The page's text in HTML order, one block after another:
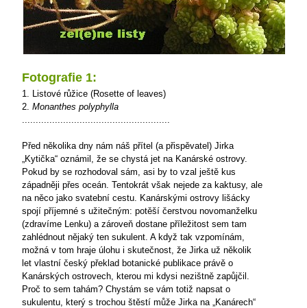
Fotografie 1:
1. Listové růžice (Rosette of leaves)
2. Monanthes polyphylla
......................................................
Před několika dny nám náš přítel (a přispěvatel) Jirka
„Kytička“ oznámil, že se chystá jet na Kanárské ostrovy.
Pokud by se rozhodoval sám, asi by to vzal ještě kus
západněji přes oceán. Tentokrát však nejede za kaktusy, ale
na něco jako svatební cestu. Kanárskými ostrovy lišácky
spojí příjemné s užitečným: potěší čerstvou novomanželku
(zdravíme Lenku) a zároveň dostane příležitost sem tam
zahlédnout nějaký ten sukulent. A když tak vzpomínám,
možná v tom hraje úlohu i skutečnost, že Jirka už několik
let vlastní český překlad botanické publikace právě o
Kanárských ostrovech, kterou mi kdysi nezištně zapůjčil.
Proč to sem tahám? Chystám se vám totiž napsat o
sukulentu, který s trochou štěstí může Jirka na „Kanárech“